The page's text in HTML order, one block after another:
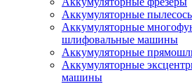
Аккумуляторные
Аккумуляторные
шлифовальные машины
Аккумуляторные
Аккумуляторные
машины